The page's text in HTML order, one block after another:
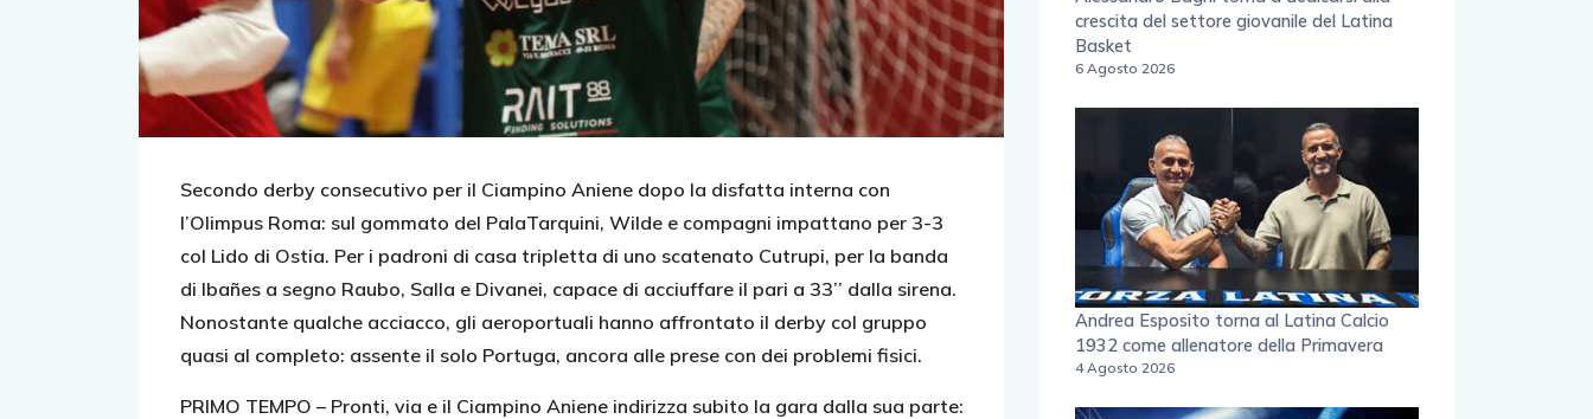
Secondo derby consecutivo per il Ciampino Aniene dopo la disfatta interna con
l’Olimpus Roma: sul gommato del PalaTarquini, Wilde e compagni impattano per 3-3
col Lido di Ostia. Per i padroni di casa tripletta di uno scatenato Cutrupi, per la banda
di Ibañes a segno Raubo, Salla e Divanei, capace di acciuffare il pari a 33’’ dalla sirena.
Nonostante qualche acciacco, gli aeroportuali hanno affrontato il derby col gruppo
quasi al completo: assente il solo Portuga, ancora alle prese con dei problemi fisici.
PRIMO TEMPO – Pronti, via e il Ciampino Aniene indirizza subito la gara dalla sua parte:
crescita del settore giovanile del Latina
Basket
6 Agosto 2026
Andrea Esposito torna al Latina Calcio
1932 come allenatore della Primavera
4 Agosto 2026